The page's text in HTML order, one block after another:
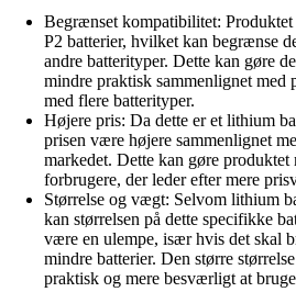
Begrænset kompatibilitet:
P2 batterier, hvilket kan begrænse
andre batterityper. Dette kan gøre
mindre praktisk sammenlignet med
med flere batterityper.
Højere pris: Da dette er et lithium
prisen være højere sammenlignet
markedet. Dette kan gøre
forbrugere, der leder efter mere
Størrelse og vægt: Selvom lithium
kan størrelsen på dette specifikke
være en ulempe, især hvis det skal
mindre batterier. Den større
praktisk og mere besværligt at